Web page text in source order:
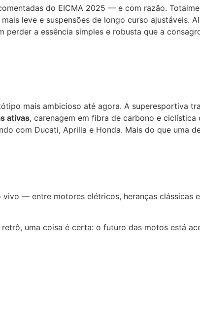
do EICMA 2025 — e com razão.
leve e suspensões de longo curso ajustáveis.
a essência simples e robusta que a
mais ambicioso até agora. A superesportiva
ativas, carenagem em fibra de carbono e
com Ducati, Aprilia e Honda. Mais do que uma
— entre motores elétricos, heranças clássicas
uma coisa é certa: o futuro das motos está